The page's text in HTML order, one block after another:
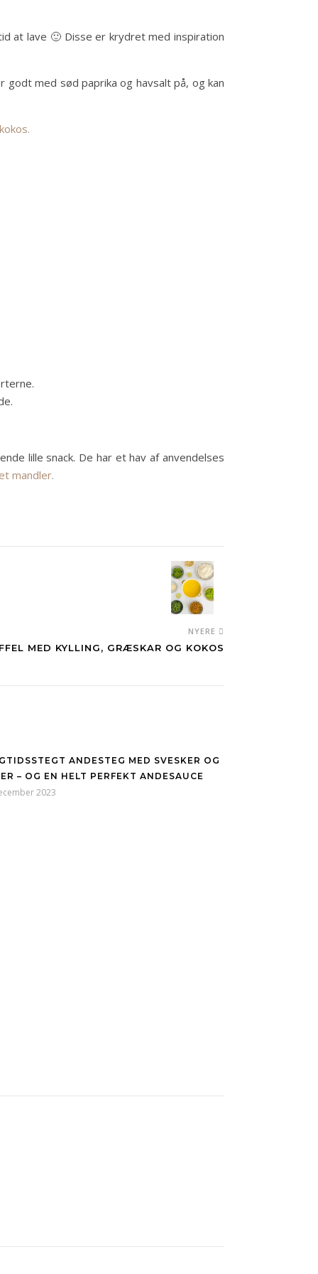
at lave 🙂 Disse er krydret med inspiration
med sød paprika og havsalt på, og kan
lille snack. De har et hav af anvendelses
mandler.
NYERE
MED KYLLING, GRÆSKAR OG KOKOS
ANDESTEG MED SVESKER OG
– OG EN HELT PERFEKT ANDESAUCE
2023